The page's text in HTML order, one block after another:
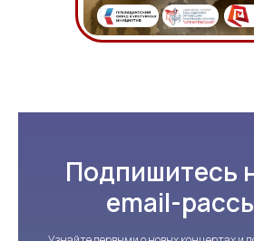
Подпишитесь
email-